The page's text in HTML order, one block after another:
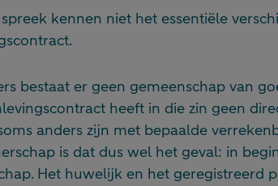
kennen niet het essentiële
bestaat er geen gemeenschap van
heeft in die zin geen
anders zijn met bepaalde
is dat dus wel het geval: in
Het huwelijk en het geregistreerd